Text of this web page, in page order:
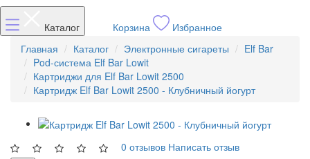
Каталог Корзина
Избранное
Главная
Каталог Электронные сигареты
Elf Bar
Pod-система Elf Bar Lowit
Картриджи для Elf Bar Lowit 2500
Картридж Elf Bar Lowit 2500 - Клубничный йогурт
0 отзывов Написать отзыв